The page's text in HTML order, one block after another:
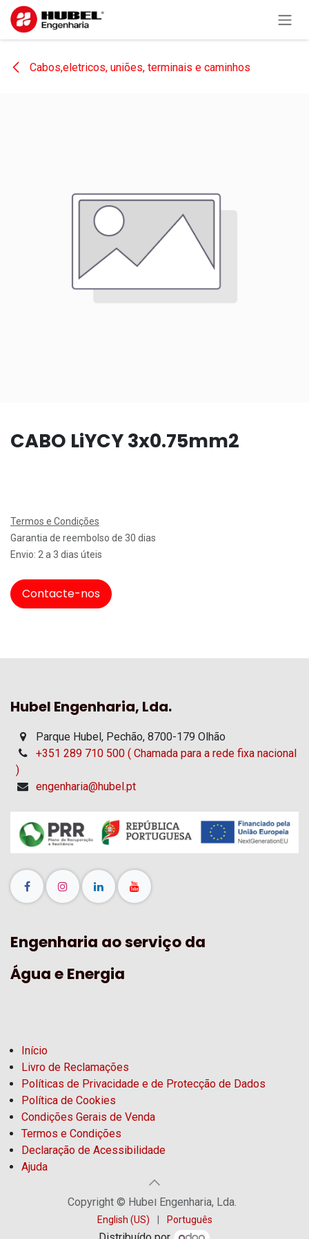
Pular para o conteúdo
Cabos,eletricos, uniões, terminais e caminhos
CABO LiYCY 3x0.75mm2
Termos e Condições
Garantia de reembolso de 30 dias
Envio: 2 a 3 dias úteis
Contacte-nos
Hubel Engenharia, Lda.
Parque Hubel, Pechão, 8700-179 Olhão
+351 289 710 500 ( Chamada para a rede fixa nacional
)
engenharia@hubel.pt
Engenharia ao serviço da
Água e Energia
Início
Livro de Reclamações
Políticas de Privacidade e de Protecção de Dados
Política de Cookies
Condições Gerais de Venda
Termos e Condições
Declaração de Acessibilidade
Ajuda
Copyright © Hubel Engenharia, Lda.
English (US) Português